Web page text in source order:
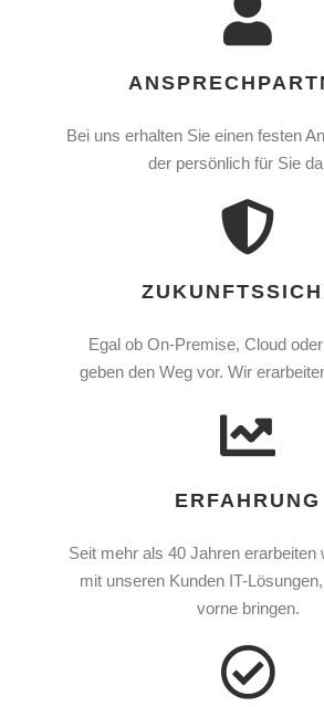
Bei uns erhalten Sie einen festen
der persönlich für Sie
Egal ob On-Premise, Cloud
geben den Weg vor. Wir
ERFAHRUNG
Seit mehr als 40 Jahren erarbeiten
mit unseren Kunden IT-
vorne bringen.